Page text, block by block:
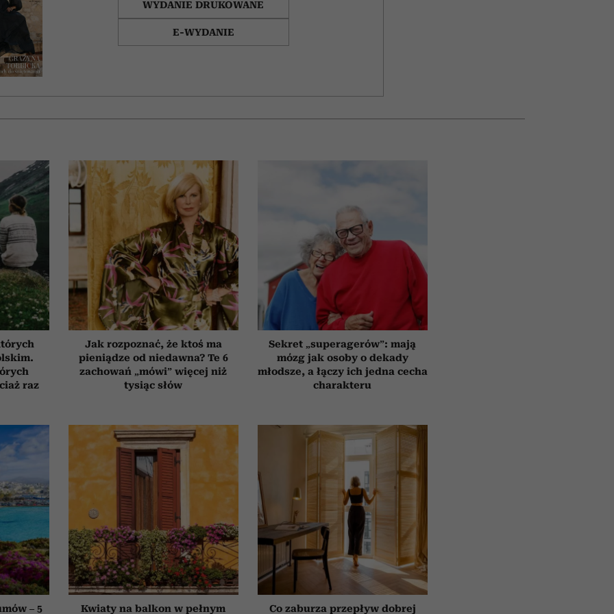
WYDANIE DRUKOWANE
E-WYDANIE
raz
Jak rozpoznać, że ktoś ma
pieniądze od niedawna? Te 6
zachowań „mówi” więcej niż
tysiąc słów
Sekret „superagerów”: mają
mózg jak osoby o dekady
młodsze, a łączy ich jedna cecha
charakteru
– 5 Kwiaty na balkon w pełnym Co zaburza przepływ dobrej